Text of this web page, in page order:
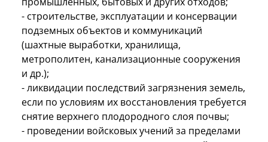
- строительстве, эксплуатации и консервации
подземных объектов и коммуникаций
(шахтные выработки, хранилища,
метрополитен, канализационные сооружения
и др.);
- ликвидации последствий загрязнения земель,
если по условиям их восстановления требуется
снятие верхнего плодородного слоя почвы;
- проведении войсковых учений за пределами